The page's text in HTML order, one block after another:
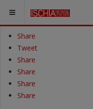
SEI QUI:
Share
Tweet
Share
Share
Share
Share